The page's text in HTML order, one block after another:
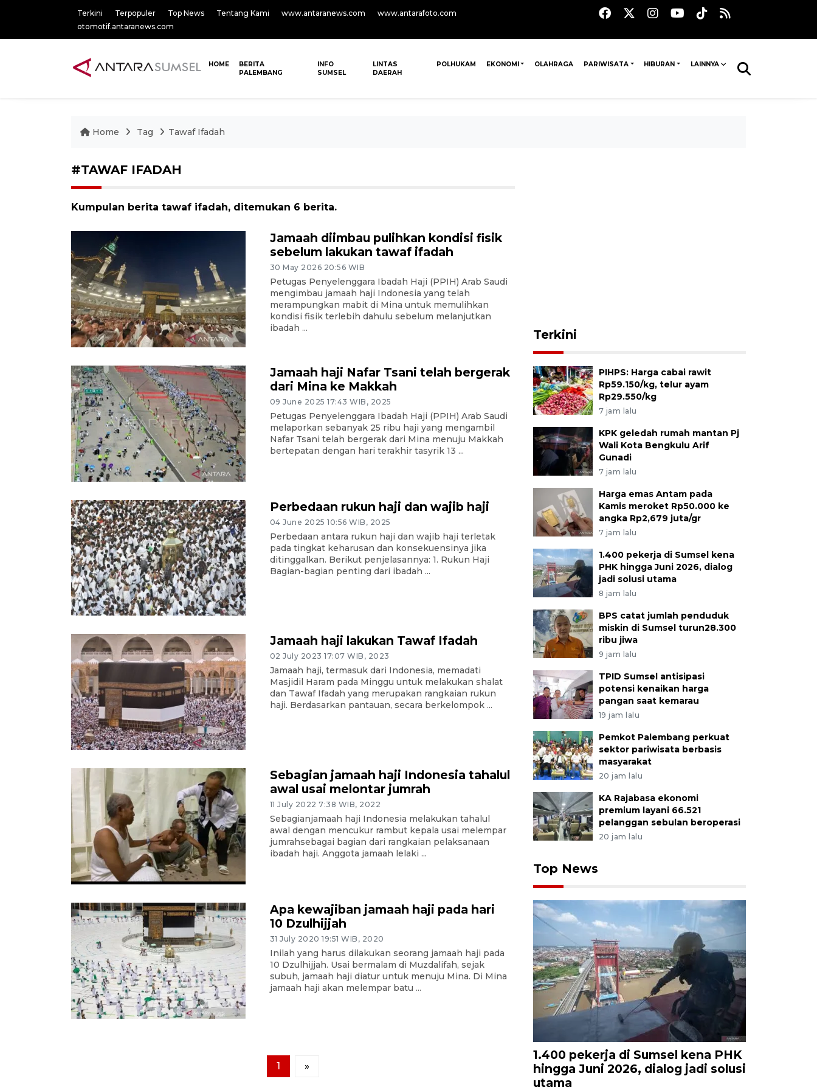
Terkini Terpopuler Top News Tentang Kami www.antaranews.com
www.antarafoto.com
otomotif.antaranews.com
HOME
BERITA
PALEMBANG
INFO
SUMSEL
LINTAS
DAERAH
POLHUKAM EKONOMI OLAHRAGA PARIWISATA HIBURAN LAINNYA
Home Tag Tawaf Ifadah
#TAWAF IFADAH
Kumpulan berita tawaf ifadah, ditemukan 6 berita.
Jamaah diimbau pulihkan kondisi fisik
sebelum lakukan tawaf ifadah
30 May 2026 20:56 WIB
Petugas Penyelenggara Ibadah Haji (PPIH) Arab Saudi
mengimbau jamaah haji Indonesia yang telah
merampungkan mabit di Mina untuk memulihkan
kondisi fisik terlebih dahulu sebelum melanjutkan
ibadah ...
Jamaah haji Nafar Tsani telah bergerak
dari Mina ke Makkah
09 June 2025 17:43 WIB, 2025
Petugas Penyelenggara Ibadah Haji (PPIH) Arab Saudi
melaporkan sebanyak 25 ribu haji yang mengambil
Nafar Tsani telah bergerak dari Mina menuju Makkah
bertepatan dengan hari terakhir tasyrik 13 ...
Perbedaan rukun haji dan wajib haji
04 June 2025 10:56 WIB, 2025
Perbedaan antara rukun haji dan wajib haji terletak
pada tingkat keharusan dan konsekuensinya jika
ditinggalkan. Berikut penjelasannya: 1. Rukun Haji
Bagian-bagian penting dari ibadah ...
Jamaah haji lakukan Tawaf Ifadah
02 July 2023 17:07 WIB, 2023
Jamaah haji, termasuk dari Indonesia, memadati
Masjidil Haram pada Minggu untuk melakukan shalat
dan Tawaf Ifadah yang merupakan rangkaian rukun
haji. Berdasarkan pantauan, secara berkelompok ...
Sebagian jamaah haji Indonesia tahalul
awal usai melontar jumrah
11 July 2022 7:38 WIB, 2022
Sebagianjamaah haji Indonesia melakukan tahalul
awal dengan mencukur rambut kepala usai melempar
jumrahsebagai bagian dari rangkaian pelaksanaan
ibadah haji. Anggota jamaah lelaki ...
Apa kewajiban jamaah haji pada hari
10 Dzulhijjah
31 July 2020 19:51 WIB, 2020
Inilah yang harus dilakukan seorang jamaah haji pada
10 Dzulhijjah. Usai bermalam di Muzdalifah, sejak
subuh, jamaah haji diatur untuk menuju Mina. Di Mina
jamaah haji akan melempar batu ...
1 »
Terkini
PIHPS: Harga cabai rawit
Rp59.150/kg, telur ayam
Rp29.550/kg
7 jam lalu
KPK geledah rumah mantan Pj
Wali Kota Bengkulu Arif
Gunadi
7 jam lalu
Harga emas Antam pada
Kamis meroket Rp50.000 ke
angka Rp2,679 juta/gr
7 jam lalu
1.400 pekerja di Sumsel kena
PHK hingga Juni 2026, dialog
jadi solusi utama
8 jam lalu
BPS catat jumlah penduduk
miskin di Sumsel turun28.300
ribu jiwa
9 jam lalu
TPID Sumsel antisipasi
potensi kenaikan harga
pangan saat kemarau
19 jam lalu
Pemkot Palembang perkuat
sektor pariwisata berbasis
masyarakat
20 jam lalu
KA Rajabasa ekonomi
premium layani 66.521
pelanggan sebulan beroperasi
20 jam lalu
Top News
1.400 pekerja di Sumsel kena PHK
hingga Juni 2026, dialog jadi solusi
utama